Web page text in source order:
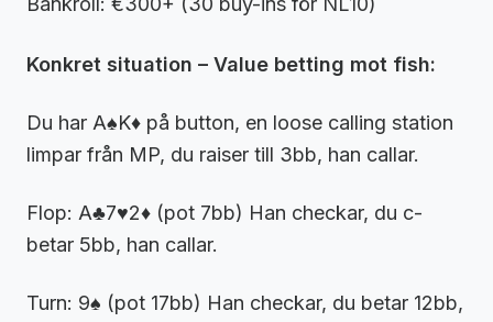
Konkret situation – Value betting mot fish:
Du har A♠K♦ på button, en loose calling station
limpar från MP, du raiser till 3bb, han callar.
Flop: A♣7♥2♦ (pot 7bb) Han checkar, du c-
betar 5bb, han callar.
Turn: 9♠ (pot 17bb) Han checkar, du betar 12bb,